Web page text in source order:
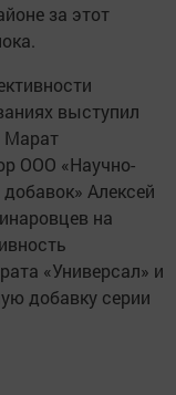
за этот
выступил
Марат
ООО «Научно-
Алексей
на
«Универсал» и
добавку серии